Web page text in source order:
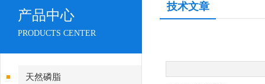
产品中心
PRODUCTS CENTER
天然磷脂
技术文章